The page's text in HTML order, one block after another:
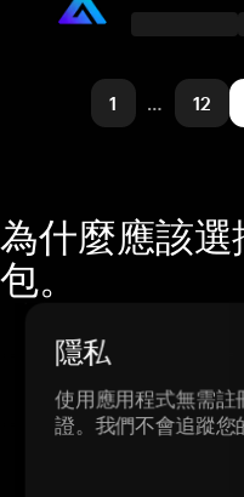
Rootstock RSK
Solana
發送/接收 購買
1 … 12
為什麼應該
包。
隱私
使用應用程式無需註
證。我們不會追蹤您